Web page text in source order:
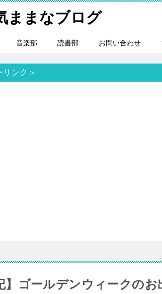
ままなブログ
音楽部 読書部 お問い合わせ
リンク＞
】ゴールデンウィークの